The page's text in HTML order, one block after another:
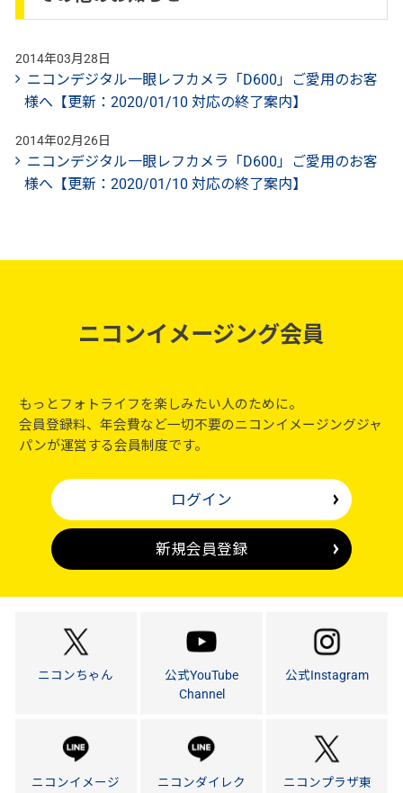
2014年03月28日
ニコンデジタル一眼レフカメラ「D600」ご愛用のお客
様へ【更新：2020/01/10 対応の終了案内】
2014年02月26日
ニコンデジタル一眼レフカメラ「D600」ご愛用のお客
様へ【更新：2020/01/10 対応の終了案内】
ニコンイメージング会員
もっとフォトライフを楽しみたい人のために。
会員登録料、年会費など一切不要のニコンイメージングジャ
パンが運営する会員制度です。
ログイン
新規会員登録
ニコンちゃん
公式YouTube
Channel
公式Instagram
ニコンイメージ
ニコンダイレク
ニコンプラザ東